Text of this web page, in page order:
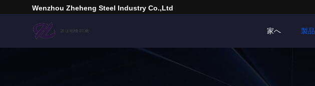
Wenzhou Zheheng Steel Industry Co.,Ltd
家へ 製品